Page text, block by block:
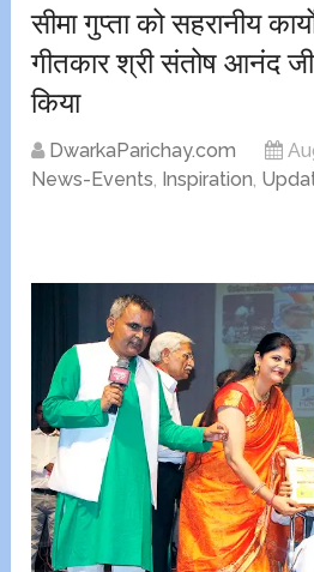
सीमा गुप्ता को सहरानीय
गीतकार श्री संतोष आनंद
किया
DwarkaParichay.com
News-Events, Inspiration,